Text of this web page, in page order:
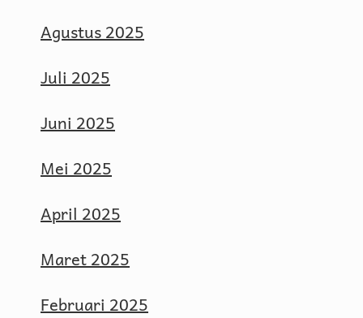
Agustus 2025
Juli 2025
Juni 2025
Mei 2025
April 2025
Maret 2025
Februari 2025